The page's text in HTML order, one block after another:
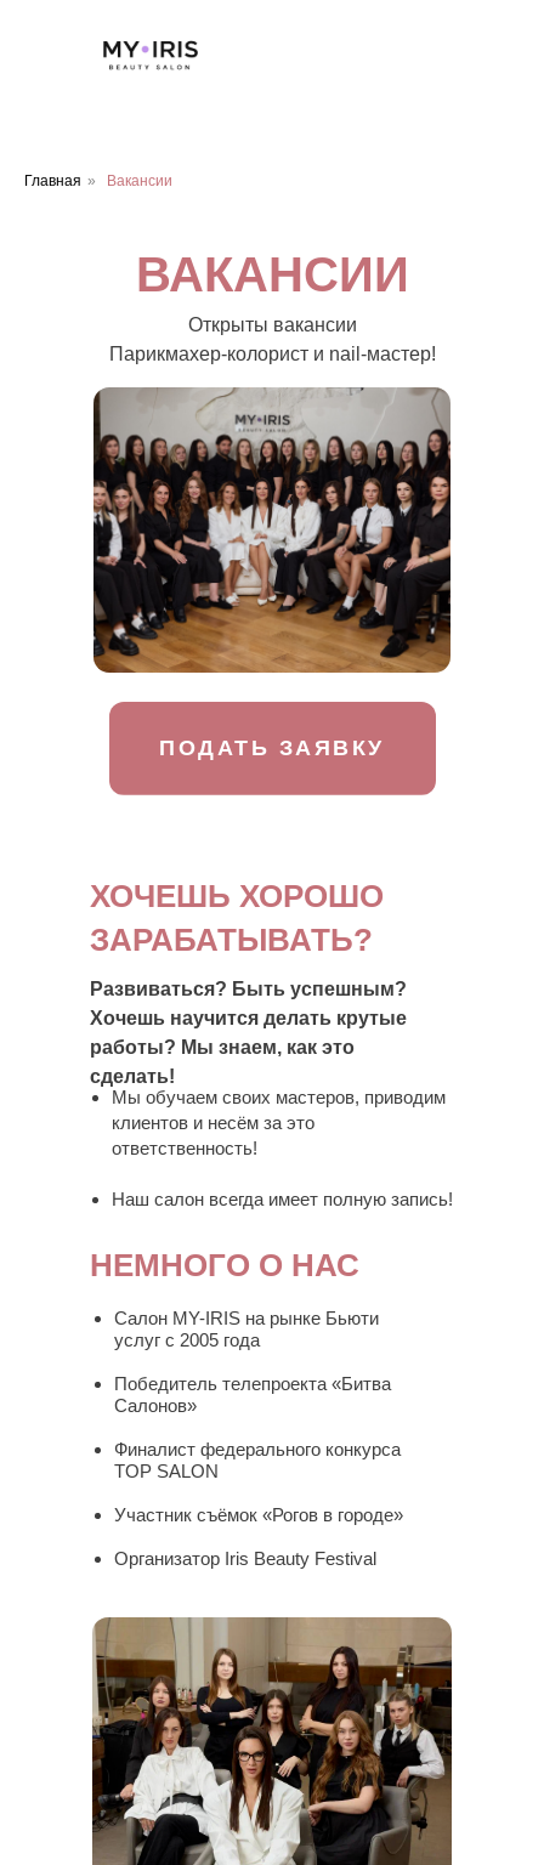
Главная » Вакансии
ВАКАНСИИ
ПОДАТЬ ЗАЯВКУ
Открыты вакансии
Парикмахер-колорист и nail-мастер!
НЕМНОГО О НАС
ХОЧЕШЬ ХОРОШО
ЗАРАБАТЫВАТЬ?
Салон MY-IRIS на рынке Бьюти
услуг с 2005 года
Победитель телепроекта «Битва
Салонов»
Финалист федерального конкурса
TOP SALON
Участник съёмок «Рогов в городе»
Организатор Iris Beauty Festival
Развиваться? Быть успешным?
Хочешь научится делать крутые
работы? Мы знаем, как это
сделать!
Мы обучаем своих мастеров, приводим
клиентов и несём за это
ответственность!
Наш салон всегда имеет полную запись!